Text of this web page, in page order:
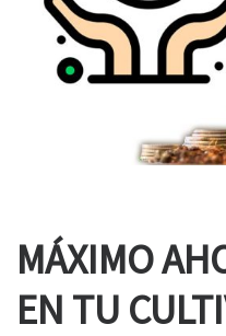
MÁXIMO
EN TU